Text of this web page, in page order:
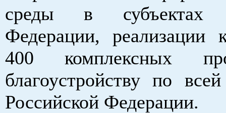
среды в субъектах
Федерации, реализации
400 комплексных
благоустройству по
Российской Федерации.